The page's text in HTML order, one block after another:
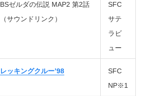
BSゼルダの伝説 MAP2 第2話
（サウンドリンク）
SFC
サテ
ラビ
ュー
レッキングクルー’98
SFC
NP※1